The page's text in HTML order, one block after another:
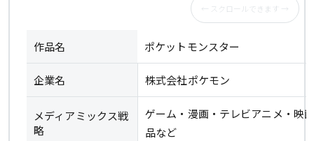
作品名 ポケットモンスター
企業名 株式会社ポケモン
メディアミックス戦
略
ゲーム・漫画・テレビアニメ・映
品など